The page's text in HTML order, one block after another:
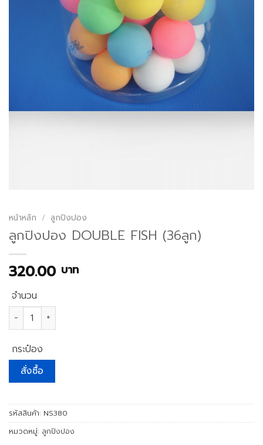
หน้าหลัก / ลูกปิงปอง
ลูกปิงปอง DOUBLE FISH (36ลูก)
320.00 บาท
จำนวน
จำนวน ลูกปิงปอง DOUBLE FISH (36ลูก) ชิ้น
กระป๋อง
สั่งซื้อ
รหัสสินค้า: NS380
หมวดหมู่: ลูกปิงปอง